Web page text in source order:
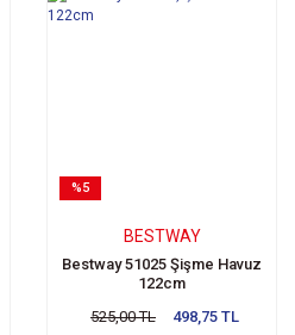
%5
BESTWAY
Bestway 51025 Şişme Havuz
122cm
525,00 TL
498,75 TL